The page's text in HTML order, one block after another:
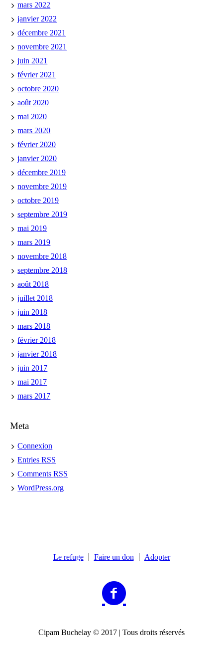
mars 2022
janvier 2022
décembre 2021
novembre 2021
juin 2021
février 2021
octobre 2020
août 2020
mai 2020
mars 2020
février 2020
janvier 2020
décembre 2019
novembre 2019
octobre 2019
septembre 2019
mai 2019
mars 2019
novembre 2018
septembre 2018
août 2018
juillet 2018
juin 2018
mars 2018
février 2018
janvier 2018
juin 2017
mai 2017
mars 2017
Meta
Connexion
EntriesRSS
CommentsRSS
WordPress.org
Le refuge Faire un don Adopter
Cipam Buchelay © 2017 | Tous droits réservés